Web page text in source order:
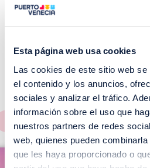
Esta página web usa cookies
Las cookies de este sitio web
el contenido y los anuncios,
sociales y analizar el tráfico.
información sobre el uso que
nuestros partners de redes
web, quienes pueden
que les haya proporcionado o
¡No te pierdas
EVENTOS!
Ver todos >
m